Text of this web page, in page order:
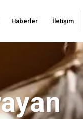
Haberler İletişim